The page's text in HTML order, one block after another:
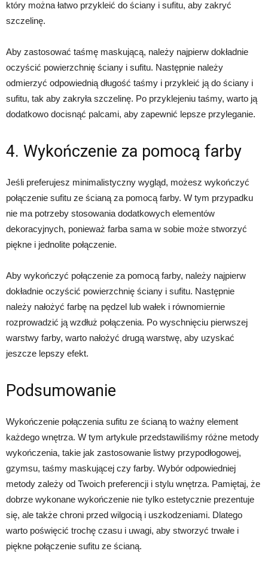
który można łatwo przykleić do ściany i sufitu, aby zakryć
szczelinę.
Aby zastosować taśmę maskującą, należy najpierw dokładnie
oczyścić powierzchnię ściany i sufitu. Następnie należy
odmierzyć odpowiednią długość taśmy i przykleić ją do ściany i
sufitu, tak aby zakryła szczelinę. Po przyklejeniu taśmy, warto ją
dodatkowo docisnąć palcami, aby zapewnić lepsze przyleganie.
4. Wykończenie za pomocą farby
Jeśli preferujesz minimalistyczny wygląd, możesz wykończyć
połączenie sufitu ze ścianą za pomocą farby. W tym przypadku
nie ma potrzeby stosowania dodatkowych elementów
dekoracyjnych, ponieważ farba sama w sobie może stworzyć
piękne i jednolite połączenie.
Aby wykończyć połączenie za pomocą farby, należy najpierw
dokładnie oczyścić powierzchnię ściany i sufitu. Następnie
należy nałożyć farbę na pędzel lub wałek i równomiernie
rozprowadzić ją wzdłuż połączenia. Po wyschnięciu pierwszej
warstwy farby, warto nałożyć drugą warstwę, aby uzyskać
jeszcze lepszy efekt.
Podsumowanie
Wykończenie połączenia sufitu ze ścianą to ważny element
każdego wnętrza. W tym artykule przedstawiliśmy różne metody
wykończenia, takie jak zastosowanie listwy przypodłogowej,
gzymsu, taśmy maskującej czy farby. Wybór odpowiedniej
metody zależy od Twoich preferencji i stylu wnętrza. Pamiętaj, że
dobrze wykonane wykończenie nie tylko estetycznie prezentuje
się, ale także chroni przed wilgocią i uszkodzeniami. Dlatego
warto poświęcić trochę czasu i uwagi, aby stworzyć trwałe i
piękne połączenie sufitu ze ścianą.